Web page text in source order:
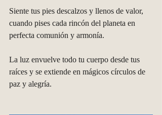
Siente tus pies descalzos y llenos de valor,
cuando pises cada rincón del planeta en
perfecta comunión y armonía.
La luz envuelve todo tu cuerpo desde tus
raíces y se extiende en mágicos círculos de
paz y alegría.